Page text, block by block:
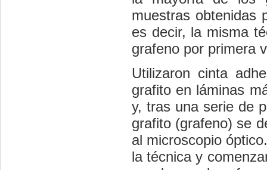
muestras obtenidas
es decir, la misma
grafeno por primera
Utilizaron cinta
grafito en láminas
y, tras una serie de
grafito (grafeno) se
al microscopio
la técnica y